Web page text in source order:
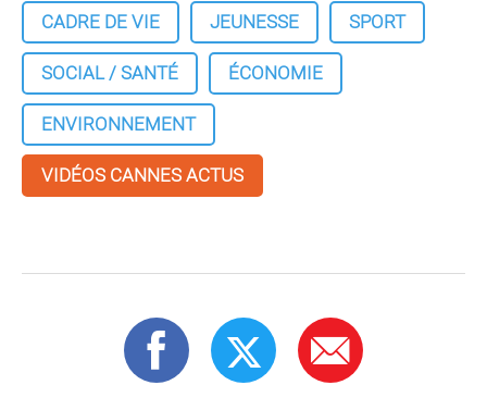
CADRE DE VIE
JEUNESSE
SPORT
SOCIAL / SANTÉ
ÉCONOMIE
ENVIRONNEMENT
VIDÉOS CANNES ACTUS